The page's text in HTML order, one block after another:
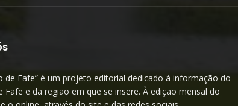
de Fafe” é um projeto editorial dedicado à informação do
Fafe e da região em que se insere. À edição mensal do